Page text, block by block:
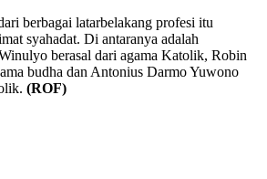
berbagai latarbelakang profesi itu
syahadat. Di antaranya adalah
berasal dari agama Katolik, Robin
budha dan Antonius Darmo Yuwono
(ROF)